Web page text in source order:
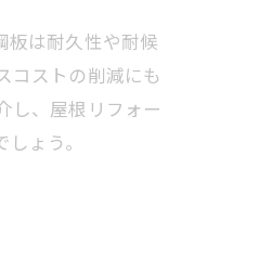
板は耐久性や耐候
コストの削減にも
し、屋根リフォー
ょう。